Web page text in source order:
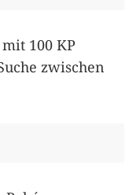
100 KP
zwischen